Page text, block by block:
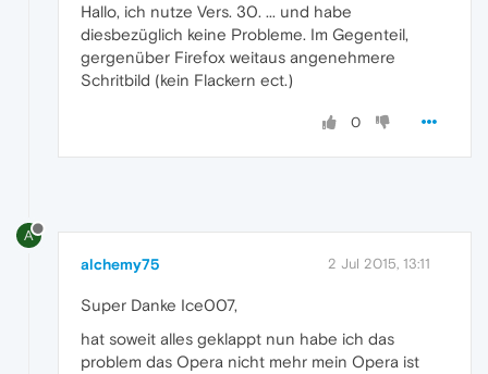
Hallo, ich nutze Vers. 30. ... und habe
diesbezüglich keine Probleme. Im Gegenteil,
gergenüber Firefox weitaus angenehmere
Schritbild (kein Flackern ect.)
0
A
alchemy75 2 Jul 2015, 13:11
Super Danke Ice007,
hat soweit alles geklappt nun habe ich das
problem das Opera nicht mehr mein Opera ist